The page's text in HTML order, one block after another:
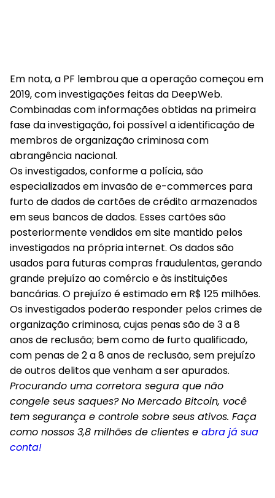
Em nota, a PF lembrou que a operação começou em
2019, com investigações feitas da DeepWeb.
Combinadas com informações obtidas na primeira
fase da investigação, foi possível a identificação de
membros de organização criminosa com
abrangência nacional.
Os investigados, conforme a polícia, são
especializados em invasão de e-commerces para
furto de dados de cartões de crédito armazenados
em seus bancos de dados. Esses cartões são
posteriormente vendidos em site mantido pelos
investigados na própria internet. Os dados são
usados para futuras compras fraudulentas, gerando
grande prejuízo ao comércio e às instituições
bancárias. O prejuízo é estimado em R$ 125 milhões.
Os investigados poderão responder pelos crimes de
organização criminosa, cujas penas são de 3 a 8
anos de reclusão; bem como de furto qualificado,
com penas de 2 a 8 anos de reclusão, sem prejuízo
de outros delitos que venham a ser apurados.
Procurando uma corretora segura que não
congele seus saques? No Mercado Bitcoin, você
tem segurança e controle sobre seus ativos. Faça
como nossos 3,8 milhões de clientes e abra já sua
conta!